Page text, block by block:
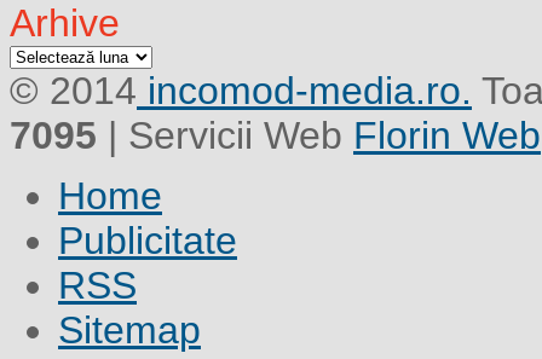
Arhive
Arhive
© 2014 incomod-media.ro.
7095 | Servicii Web Florin Web
Home
Publicitate
RSS
Sitemap